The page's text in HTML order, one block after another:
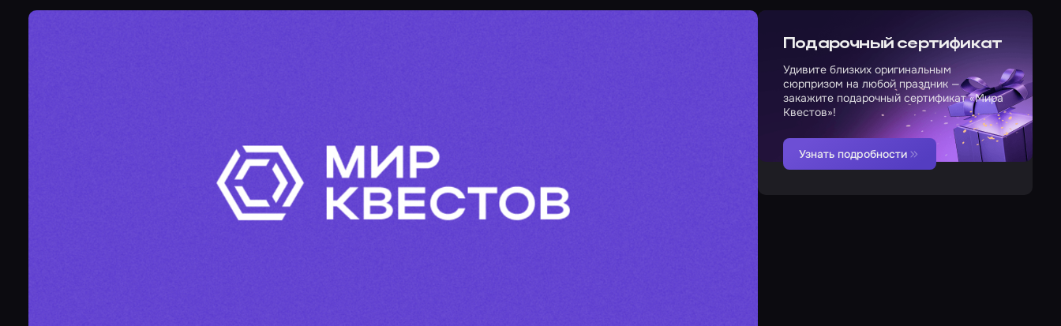
Подарочный сертификат
Удивите близких оригинальным
сюрпризом на любой праздник —
закажите подарочный сертификат «Мира
Квестов»!
Узнать подробности